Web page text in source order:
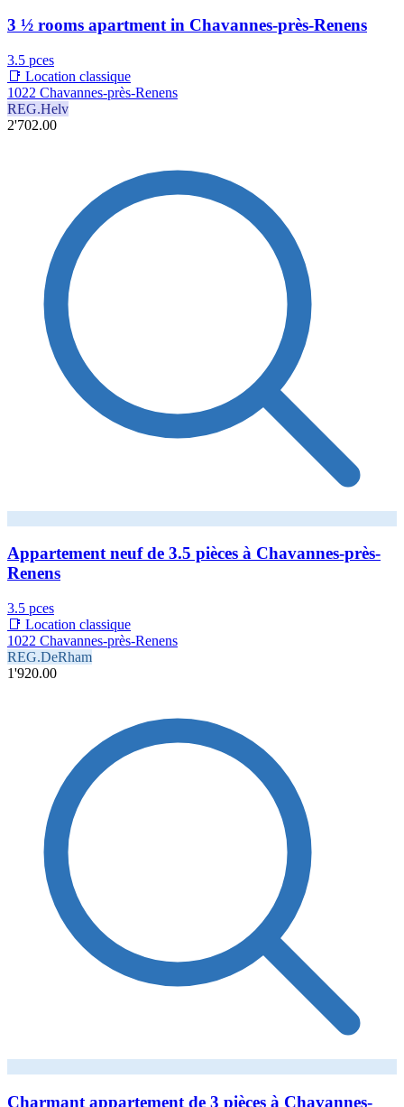
3 ½ rooms apartment in Chavannes-près-Renens
3.5 pces
📑 Location classique
1022 Chavannes-près-Renens
REG.Helv
2'702.00
Appartement neuf de 3.5 pièces à Chavannes-près-
Renens
3.5 pces
📑 Location classique
1022 Chavannes-près-Renens
REG.DeRham
1'920.00
Charmant appartement de 3 pièces à Chavannes-